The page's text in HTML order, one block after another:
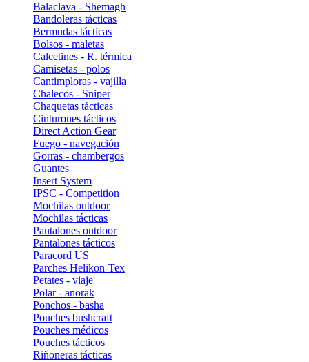
Balaclava - Shemagh
Bandoleras tácticas
Bermudas tácticas
Bolsos - maletas
Calcetines - R. térmica
Camisetas - polos
Cantimploras - vajilla
Chalecos - Sniper
Chaquetas tácticas
Cinturones tácticos
Direct Action Gear
Fuego - navegación
Gorras - chambergos
Guantes
Insert System
IPSC - Competition
Mochilas outdoor
Mochilas tácticas
Pantalones outdoor
Pantalones tácticos
Paracord US
Parches Helikon-Tex
Petates - viaje
Polar - anorak
Ponchos - basha
Pouches bushcraft
Pouches médicos
Pouches tácticos
Riñoneras tácticas